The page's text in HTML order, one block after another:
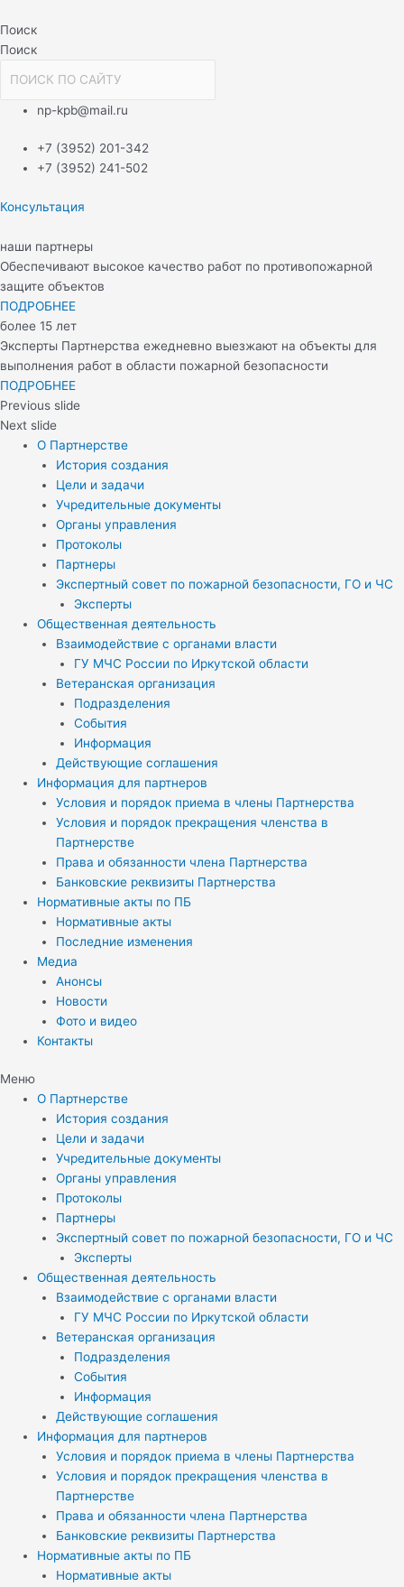
к
содержимому
Поиск
Поиск
np-kpb@mail.ru
+7 (3952) 201-342
+7 (3952) 241-502
Консультация
наши партнеры
Обеспечивают высокое качество работ по противопожарной
защите объектов
ПОДРОБНЕЕ
более 15 лет
Эксперты Партнерства ежедневно выезжают на объекты для
выполнения работ в области пожарной безопасности
ПОДРОБНЕЕ
Previous slide
Next slide
О Партнерстве
История создания
Цели и задачи
Учредительные документы
Органы управления
Протоколы
Партнеры
Экспертный совет по пожарной безопасности, ГО и ЧС
Эксперты
Общественная деятельность
Взаимодействие с органами власти
ГУ МЧС России по Иркутской области
Ветеранская организация
Подразделения
События
Информация
Действующие соглашения
Информация для партнеров
Условия и порядок приема в члены Партнерства
Условия и порядок прекращения членства в
Партнерстве
Права и обязанности члена Партнерства
Банковские реквизиты Партнерства
Нормативные акты по ПБ
Нормативные акты
Последние изменения
Медиа
Анонсы
Новости
Фото и видео
Контакты
Меню
О Партнерстве
История создания
Цели и задачи
Учредительные документы
Органы управления
Протоколы
Партнеры
Экспертный совет по пожарной безопасности, ГО и ЧС
Эксперты
Общественная деятельность
Взаимодействие с органами власти
ГУ МЧС России по Иркутской области
Ветеранская организация
Подразделения
События
Информация
Действующие соглашения
Информация для партнеров
Условия и порядок приема в члены Партнерства
Условия и порядок прекращения членства в
Партнерстве
Права и обязанности члена Партнерства
Банковские реквизиты Партнерства
Нормативные акты по ПБ
Нормативные акты
по
записям